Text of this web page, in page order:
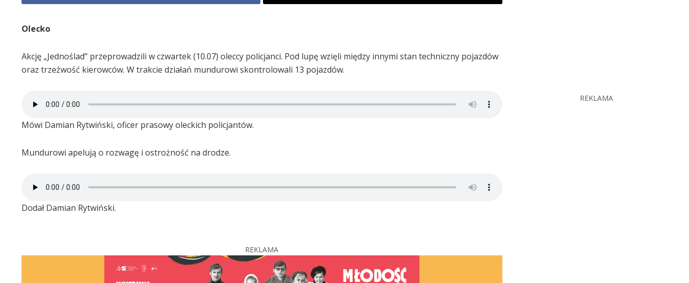
Olecko
Akcję „Jednoślad” przeprowadzili w czwartek (10.07) oleccy policjanci. Pod lupę wzięli między innymi stan techniczny pojazdów
oraz trzeźwość kierowców. W trakcie działań mundurowi skontrolowali 13 pojazdów.
Mówi Damian Rytwiński, oficer prasowy oleckich policjantów.
Mundurowi apelują o rozwagę i ostrożność na drodze.
Dodał Damian Rytwiński.
REKLAMA
REKLAMA